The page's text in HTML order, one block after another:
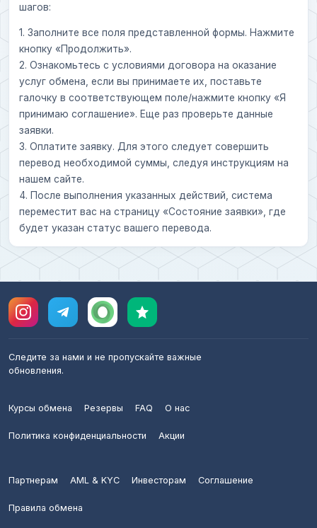
шагов:
1. Заполните все поля представленной формы. Нажмите
кнопку «Продолжить».
2. Ознакомьтесь с условиями договора на оказание
услуг обмена, если вы принимаете их, поставьте
галочку в соответствующем поле/нажмите кнопку «Я
принимаю соглашение». Еще раз проверьте данные
заявки.
3. Оплатите заявку. Для этого следует совершить
перевод необходимой суммы, следуя инструкциям на
нашем сайте.
4. После выполнения указанных действий, система
переместит вас на страницу «Состояние заявки», где
будет указан статус вашего перевода.
Следите за нами и не пропускайте важные
обновления.
Курсы обмена Резервы FAQ О нас
Политика конфиденциальности Акции
Партнерам AML & KYC Инвесторам Соглашение
Правила обмена